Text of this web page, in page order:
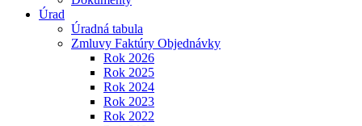
Úrad
Úradná tabula
Zmluvy Faktúry Objednávky
Rok 2026
Rok 2025
Rok 2024
Rok 2023
Rok 2022